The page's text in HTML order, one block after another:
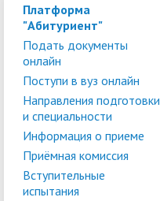
Платформа
"Абитуриент"
Подать документы
онлайн
Поступи в вуз онлайн
Направления подготовки
и специальности
Информация о приеме
Приёмная комиссия
Вступительные
испытания